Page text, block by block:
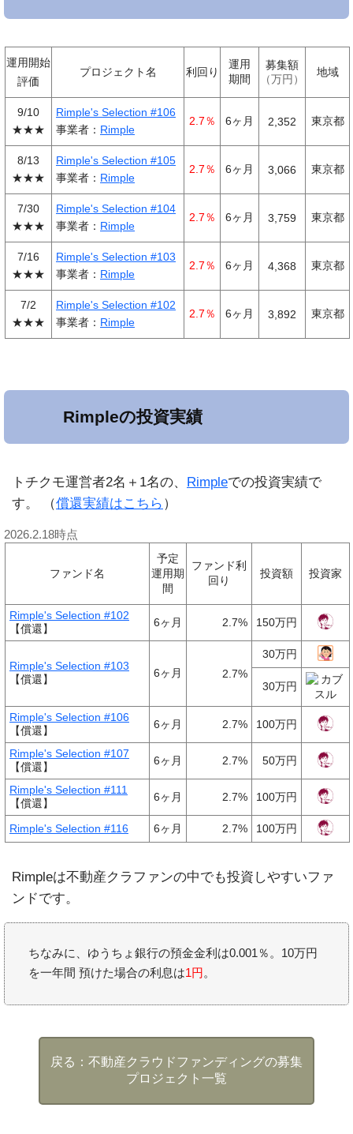
運用開始
評価
プロジェクト名 利回り
運用
期間
募集額
万円
地域
9/10
★★★
Rimple's Selection #106
事業者： Rimple
2.7％ 6ヶ月 2,352 東京都
8/13
★★★
Rimple's Selection #105
事業者： Rimple
2.7％ 6ヶ月 3,066 東京都
7/30
★★★
Rimple's Selection #104
事業者： Rimple
2.7％ 6ヶ月 3,759 東京都
7/16
★★★
Rimple's Selection #103
事業者： Rimple
2.7％ 6ヶ月 4,368 東京都
7/2
★★★
Rimple's Selection #102
事業者： Rimple
2.7％ 6ヶ月 3,892 東京都
Rimpleの投資実績
トチクモ運営者2名＋1名の、 Rimpleでの投資実績で
す。 （償還実績はこちら ）
2026.2.18時点
ファンド名
予定
運用期
間
ファンド利
回り
投資額 投資家
Rimple's Selection #102
【償還】
6ヶ月 2.7% 150万円
Rimple's Selection #103
【償還】
6ヶ月 2.7%
30万円
30万円
Rimple's Selection #106
【償還】
6ヶ月 2.7% 100万円
Rimple's Selection #107
【償還】
6ヶ月 2.7% 50万円
Rimple's Selection #111
【償還】
6ヶ月 2.7% 100万円
Rimple's Selection #116 6ヶ月 2.7% 100万円
Rimpleは不動産クラファンの中でも投資しやすいファ
ンドです。
ちなみに、ゆうちょ銀行の預金金利は0.001％。10万円
を一年間 預けた場合の利息は1円。
不動産クラウドファンディングの募集
プロジェクト一覧